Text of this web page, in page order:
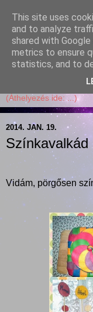
Garffyka
Szösszenetek a
receptekkel,
2014. JAN. 19.
Színkavalkád
Vidám, pörgősen
This site uses
and to analyze
shared with
metrics to ensure
statistics, and to